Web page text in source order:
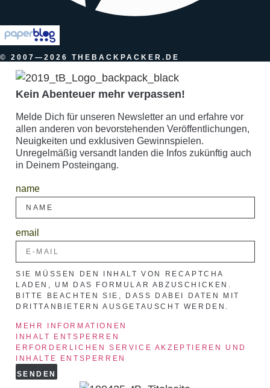
© 2007—2026 THEBACKPACKER.DE
Kein Abenteuer mehr verpassen!
Melde Dich für unseren Newsletter an und erfahre vor
allen anderen von bevorstehenden Veröffentlichungen,
Neuigkeiten und exklusiven Gewinnspielen.
Unregelmäßig versandt landen die Infos zukünftig auch
in Deinem Posteingang.
name
email
SIE MÜSSEN DEN INHALT VON RECAPTCHA
LADEN, UM DAS FORMULAR ABZUSCHICKEN.
BITTE BEACHTEN SIE, DASS DABEI DATEN MIT
DRITTANBIETERN AUSGETAUSCHT WERDEN.
MEHR INFORMATIONEN
INHALT ENTSPERREN
ERFORDERLICHEN SERVICE AKZEPTIEREN UND
INHALTE ENTSPERREN
SENDEN